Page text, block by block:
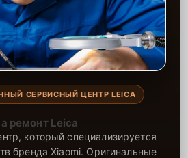
СЕРВИСНЫЙ ЦЕНТР LEICA
ремонт Leica
который специализируется
бренда Xiaomi. Оригинальные